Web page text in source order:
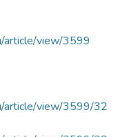
article/view/3599
article/view/3599/32